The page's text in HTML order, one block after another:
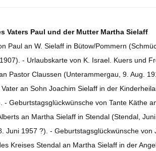
Vaters Paul und der Mutter Martha Sielaff
Paul an W. Sielaff in Bütow/Pommern
- Urlaubskarte von K. Israel. Kuers und
Pastor Claussen (Unterammergau, 9. Aug.
an Sohn Joachim Sielaff in der
- Geburtstagsglückwünsche von Tante Käthe
an Martha Sielaff in Stendal (Stendal,
Juni 1957 ?). - Geburtstagsglückwünsche
Kreises Stendal an Martha Sielaff in der